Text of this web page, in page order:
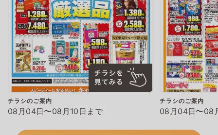
チラシのご案内
08月04日〜08月10日まで
チラシのご案内
08月04日〜08